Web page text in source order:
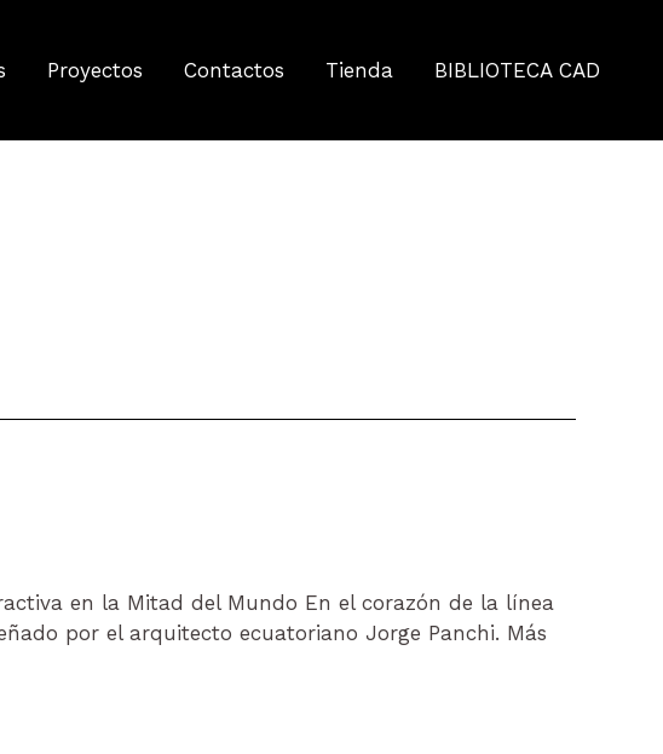
Proyectos Contactos Tienda BIBLIOTECA CAD
en la Mitad del Mundo En el corazón de la línea
por el arquitecto ecuatoriano Jorge Panchi. Más